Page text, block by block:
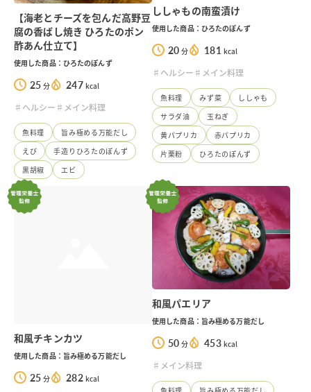
【海老とチーズを包んだ高野豆
腐の香ばし焼き ひろたのポン
酢あん仕立て】
使用した商品：ひろたのぽんず
25 分 247 kcal
♯ヘルシー ♯メイン料理
魚料理
旨み極める万能だし
えび
手造りひろたのぽんず
黒胡椒
エビ
ししゃもの南蛮漬け
使用した商品：ひろたのぽんず
20 分 181 kcal
♯ヘルシー ♯メイン料理
魚料理 みず菜
ししゃも
サラダ油
玉ねぎ
黄パプリカ
赤パプリカ
片栗粉
ひろたのぽんず
和風チキンカツ
使用した商品：旨み極める万能だし
25 分 282 kcal
和風パエリア
使用した商品：旨み極める万能だし
50 分 453 kcal
♯メイン料理